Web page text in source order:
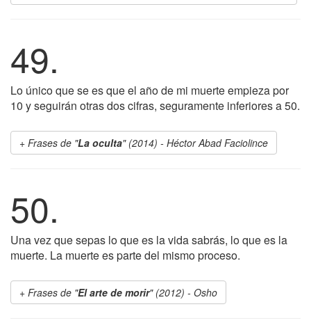
49.
Lo único que se es que el año de mi muerte empieza por
10 y seguirán otras dos cifras, seguramente inferiores a 50.
Frases de "La oculta" (2014) - Héctor Abad Faciolince
50.
Una vez que sepas lo que es la vida sabrás, lo que es la
muerte. La muerte es parte del mismo proceso.
Frases de "El arte de morir" (2012) - Osho